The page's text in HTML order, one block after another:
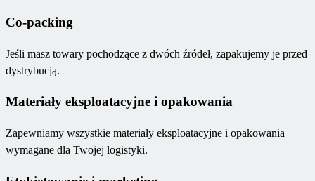
Co-packing
Jeśli masz towary pochodzące z dwóch źródeł, zapakujemy je przed
dystrybucją.
Materiały eksploatacyjne i opakowania
Zapewniamy wszystkie materiały eksploatacyjne i opakowania
wymagane dla Twojej logistyki.